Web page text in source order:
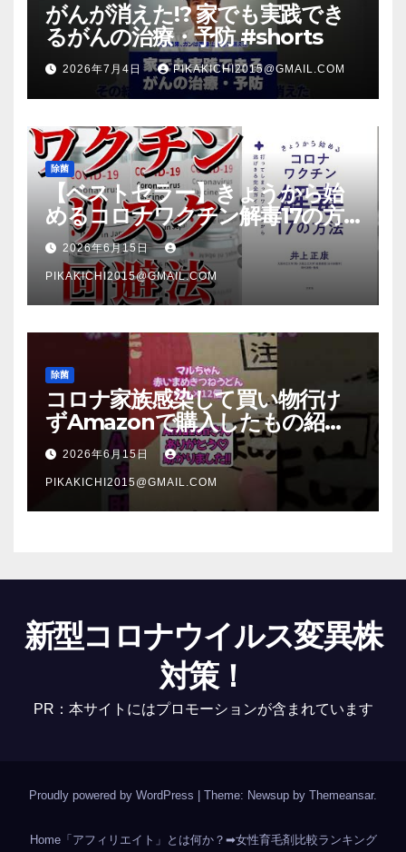
がんが消えた!? 家でも実践でき
るがんの治療・予防 #shorts
2026年7月4日 PIKAKICHI2015@GMAIL.COM
除菌
【ベストセラー】きょうから始
めるコロナワクチン解毒17の方
法【本要約】
2026年6月15日
PIKAKICHI2015@GMAIL.COM
除菌
コロナ家族感染して買い物行け
ずAmazonで購入したもの紹
介 #Shorts
2026年6月15日
PIKAKICHI2015@GMAIL.COM
新型コロナウイルス変異株
対策！
PR：本サイトにはプロモーションが含まれています
Proudly powered by WordPress Theme: Newsup by Themeansar.
Home「アフィリエイト」とは何か？ ➡女性育毛剤比較ランキング